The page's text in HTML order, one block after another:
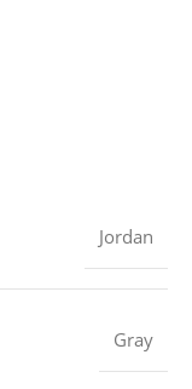
Jordan
Gray